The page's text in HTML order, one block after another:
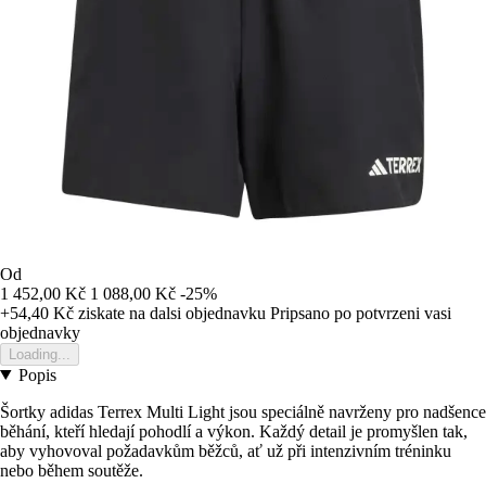
Od
1 452,00 Kč 1 088,00 Kč -25%
+54,40 Kč ziskate na dalsi objednavku Pripsano po potvrzeni vasi
objednavky
Loading...
Popis
Šortky adidas Terrex Multi Light jsou speciálně navrženy pro nadšence
běhání, kteří hledají pohodlí a výkon. Každý detail je promyšlen tak,
aby vyhovoval požadavkům běžců, ať už při intenzivním tréninku
nebo během soutěže.